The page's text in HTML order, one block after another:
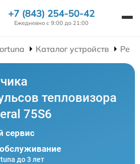
+7 (843) 254-50-42
Ежедневно с 9:00 до 21:00
Каталог устройств
тепловизора
75S6
сервис
до 3 лет